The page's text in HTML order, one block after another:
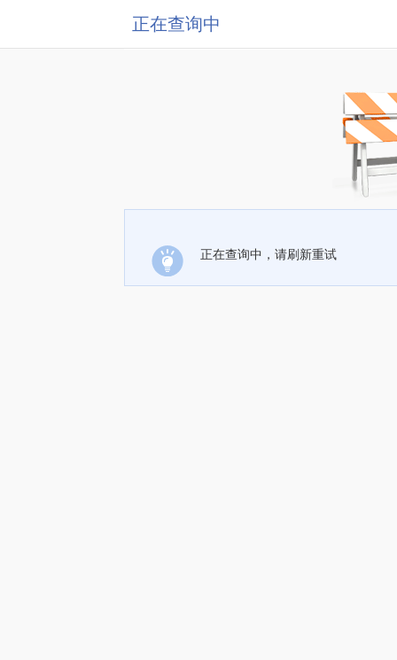
正在查询中
正在查询中，请刷新重试